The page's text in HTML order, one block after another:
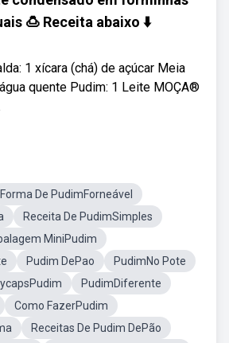
🍮 Receita abaixo ⬇️
1 xícara (chá) de açúcar Meia
quente Pudim: 1 Leite MOÇA®
Forma De PudimForneável
Receita De PudimSimples
MiniPudim
Pudim DePao
PudimNo Pote
PudimDiferente
Como FazerPudim
Receitas De Pudim DePão